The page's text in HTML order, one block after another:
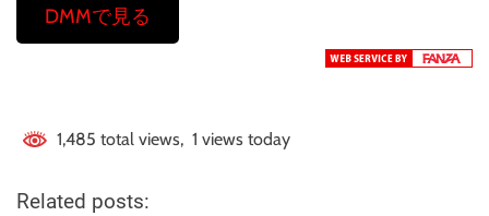
DMMで見る
1,485 total views, 1 views today
Related posts: